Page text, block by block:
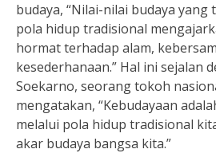
budaya, “Nilai-nilai budaya yang
pola hidup tradisional
hormat terhadap alam,
kesederhanaan.” Hal ini sejalan
Soekarno, seorang tokoh
mengatakan, “Kebudayaan
melalui pola hidup tradisional
akar budaya bangsa kita.”